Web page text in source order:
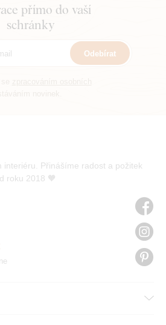
přímo do vaší
schránky
Odebírat
interiéru. Přinášíme radost a požitek
roku 2018 🧡